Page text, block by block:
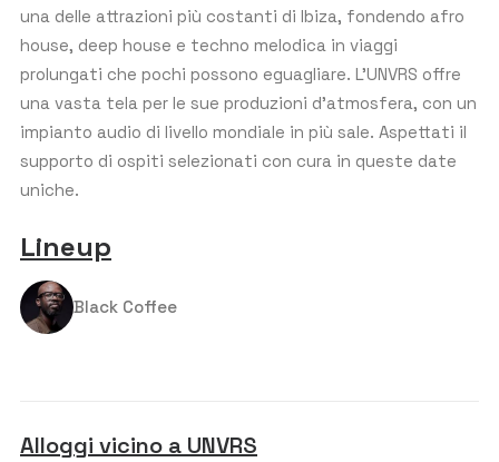
una delle attrazioni più costanti di Ibiza, fondendo afro
house, deep house e techno melodica in viaggi
prolungati che pochi possono eguagliare. L’UNVRS offre
una vasta tela per le sue produzioni d’atmosfera, con un
impianto audio di livello mondiale in più sale. Aspettati il
supporto di ospiti selezionati con cura in queste date
uniche.
Lineup
Black Coffee
Alloggi vicino a UNVRS
e
d
t
a
t
s
+
Ospiti al tavolo:10
La maggior parte dei tavoli ha un prezzo basato su
gruppi di 10 persone.
BUDGET PER PERSONA (€)